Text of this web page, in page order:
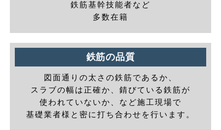
鉄筋基幹技能者など
多数在籍
鉄筋の品質
図面通りの太さの鉄筋であるか、
スラブの幅は正確か、錆びている鉄筋が
使われていないか、など施工現場で
基礎業者様と密に打ち合わせを行います。